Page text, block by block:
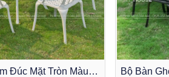
Đúc Mặt Tròn Màu
Bộ Bàn